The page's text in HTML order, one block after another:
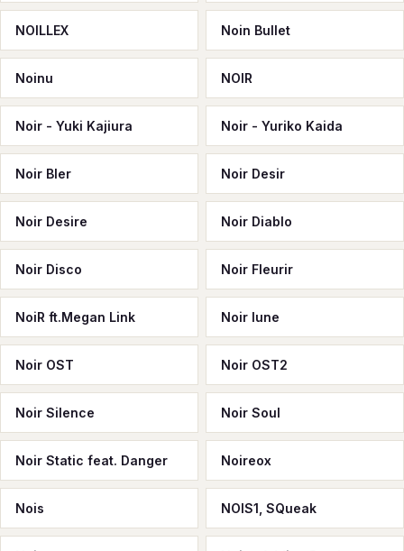
NOILLEX Noin Bullet
Noinu NOIR
Noir - Yuki Kajiura Noir - Yuriko Kaida
Noir Bler Noir Desir
Noir Desire Noir Diablo
Noir Disco Noir Fleurir
NoiR ft.Megan Link Noir lune
Noir OST Noir OST2
Noir Silence Noir Soul
Noir Static feat. Danger Noireox
Nois NOIS1, SQueak